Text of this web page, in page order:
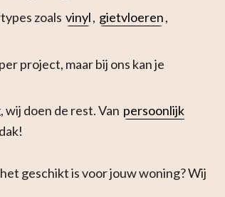
zoals vinyl, gietvloeren,
project, maar bij ons kan je
doen de rest. Van persoonlijk
geschikt is voor jouw woning? Wij